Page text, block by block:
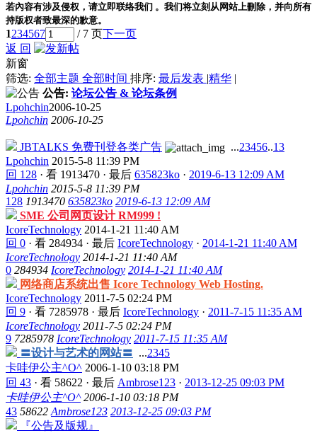
若內容有涉及侵权，请立即联络我们 。我们将立刻从网站上刪除，并向所有
持版权者致最深的歉意。
1234567 / 7 页下一页
返 回
新窗
筛选: 全部主题 全部时间 排序: 最后发表 |精华 |
公告: 论坛公告 & 论坛条例
Lpohchin2006-10-25
Lpohchin 2006-10-25
JBTALKS 免费刊登各类广告 ...23456..13
Lpohchin 2015-5-8 11:39 PM
回 128 · 看 1913470 · 最后 635823ko · 2019-6-13 12:09 AM
Lpohchin 2015-5-8 11:39 PM
128 1913470 635823ko 2019-6-13 12:09 AM
SME 公司网页设计 RM999 !
IcoreTechnology 2014-1-21 11:40 AM
回 0 · 看 284934 · 最后 IcoreTechnology · 2014-1-21 11:40 AM
IcoreTechnology 2014-1-21 11:40 AM
0 284934 IcoreTechnology 2014-1-21 11:40 AM
网络商店系统出售 Icore Technology Web Hosting.
IcoreTechnology 2011-7-5 02:24 PM
回 9 · 看 7285978 · 最后 IcoreTechnology · 2011-7-15 11:35 AM
IcoreTechnology 2011-7-5 02:24 PM
9 7285978 IcoreTechnology 2011-7-15 11:35 AM
〓设计与艺术的网站〓 ...2345
卡哇伊公主^O^ 2006-1-10 03:18 PM
回 43 · 看 58622 · 最后 Ambrose123 · 2013-12-25 09:03 PM
卡哇伊公主^O^ 2006-1-10 03:18 PM
43 58622 Ambrose123 2013-12-25 09:03 PM
『公告及版规』